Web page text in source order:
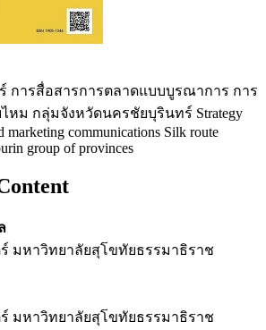
การสื่อสารการตลาดแบบบูรณาการ การ
หม กลุ่มจังหวัดนครชัยบุรินทร์ Strategy
marketing communications Silk route
group of provinces
มหาวิทยาลัยสุโขทัยธรรมาธิราช
มหาวิทยาลัยสุโขทัยธรรมาธิราช